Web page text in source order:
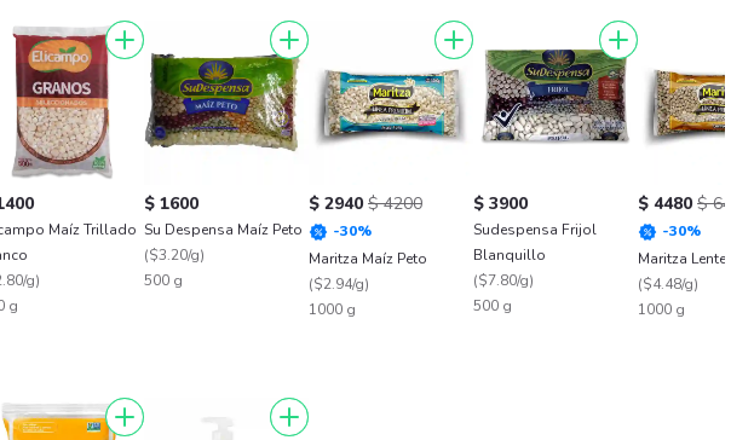
Maíz Trillado
g)
g
$ 1600
Su Despensa Maíz Peto
($3.20/g)
500 g
$ 2940 $ 4200
-30%
Maritza Maíz Peto
($2.94/g)
1000 g
$ 3900
Sudespensa Frijol
Blanquillo
($7.80/g)
500 g
$ 4480 $ 6400
-30%
Maritza Lenteja
($4.48/g)
1000 g